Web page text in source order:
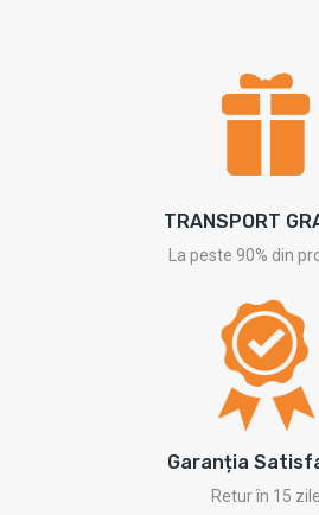
TRANSPORT
La peste 90% din
Garanția
Retur în 15 zile